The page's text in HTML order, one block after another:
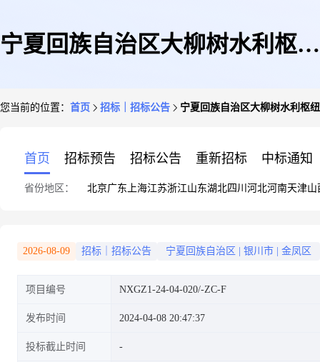
宁夏回族自治区大柳树水利枢纽
项目竞争性磋商采购公告
您当前的位置： 首页 招标｜招标公告 宁夏回族自治区大柳树水利枢
首页 招标预告 招标公告 重新招标 中标通知
省份地区： 北京广东 上海江苏浙江山东湖北四川 河北河南天津山
2026-08-09 招标｜招标公告 宁夏回族自治区 银川市 金凤区
项目编号 NXGZ1-24-04-020/-ZC-F
发布时间 2024-04-08 20:47:37
投标截止时间